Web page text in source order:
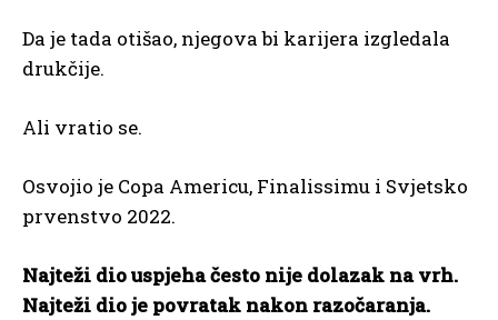
Da je tada otišao, njegova bi karijera izgledala
drukčije.
Ali vratio se.
Osvojio je Copa Americu, Finalissimu i Svjetsko
prvenstvo 2022.
Najteži dio uspjeha često nije dolazak na vrh.
Najteži dio je povratak nakon razočaranja.